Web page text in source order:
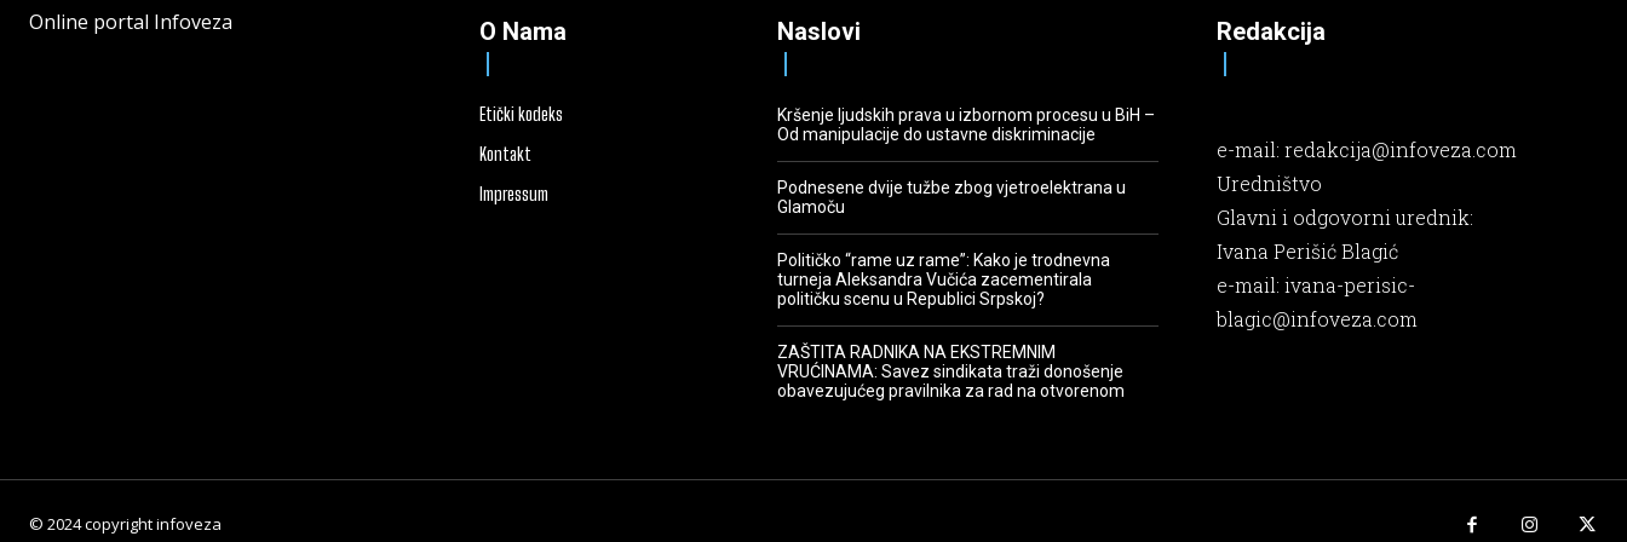
Online portal Infoveza O Nama
Etički kodeks
Kontakt
Impressum
Naslovi
Kršenje ljudskih prava u izbornom procesu u BiH –
Od manipulacije do ustavne diskriminacije
Podnesene dvije tužbe zbog vjetroelektrana u
Glamoču
Političko “rame uz rame”: Kako je trodnevna
turneja Aleksandra Vučića zacementirala
političku scenu u Republici Srpskoj?
ZAŠTITA RADNIKA NA EKSTREMNIM
VRUĆINAMA: Savez sindikata traži donošenje
obavezujućeg pravilnika za rad na otvorenom
Redakcija
e-mail:redakcija@infoveza.com
Uredništvo
Glavni i odgovorni urednik:
Ivana Perišić Blagić
e-mail:ivana-perisic-
blagic@infoveza.com
© 2024 copyright infoveza